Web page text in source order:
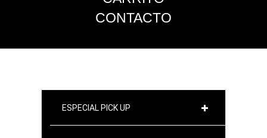
CONTACTO
ESPECIAL PICK UP